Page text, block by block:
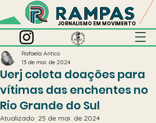
JORNALISMO EM MOVIMENTO
Uerj coleta doações para
vítimas das enchentes no
Rio Grande do Sul
Rafaela Antico
13 de mai. de 2024
Atualizado: 25 de mai. de 2024